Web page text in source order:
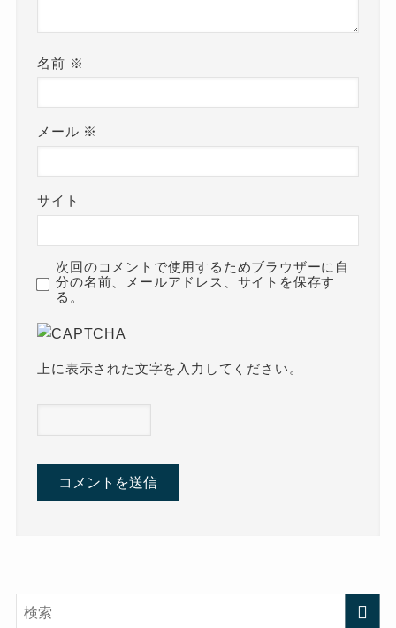
名前 ※
メール ※
サイト
次回のコメントで使用するためブラウザーに自
分の名前、メールアドレス、サイトを保存す
る。
上に表示された文字を入力してください。